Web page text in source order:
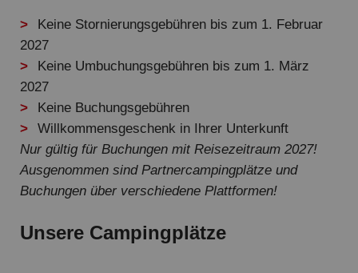
Keine Stornierungsgebühren bis zum 1. Februar
2027
Keine Umbuchungsgebühren bis zum 1. März
2027
Keine Buchungsgebühren
Willkommensgeschenk in Ihrer Unterkunft
Nur gültig für Buchungen mit Reisezeitraum 2027!
Ausgenommen sind Partnercampingplätze und
Buchungen über verschiedene Plattformen!
Unsere Campingplätze